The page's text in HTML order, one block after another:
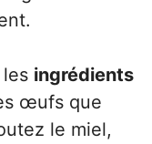
ingrédients
œufs que
le miel,